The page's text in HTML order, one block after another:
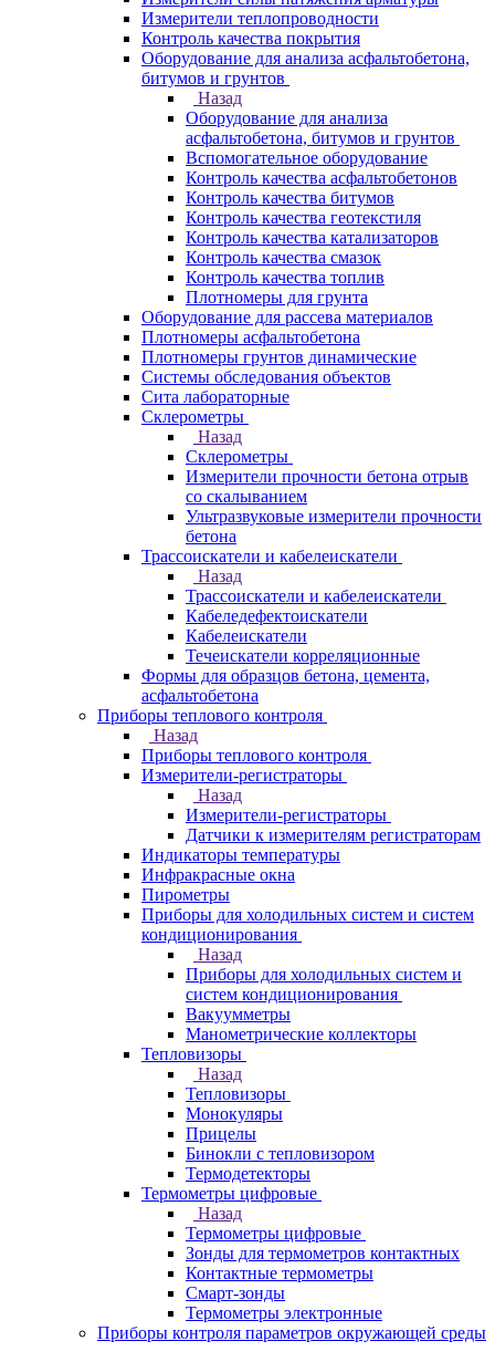
Измерители теплопроводности
Контроль качества покрытия
Оборудование для анализа асфальтобетона,
битумов и грунтов
Назад
Оборудование для анализа
асфальтобетона, битумов и грунтов
Вспомогательное оборудование
Контроль качества асфальтобетонов
Контроль качества битумов
Контроль качества геотекстиля
Контроль качества катализаторов
Контроль качества смазок
Контроль качества топлив
Плотномеры для грунта
Оборудование для рассева материалов
Плотномеры асфальтобетона
Плотномеры грунтов динамические
Системы обследования объектов
Сита лабораторные
Склерометры
Назад
Склерометры
Измерители прочности бетона отрыв
со скалыванием
Ультразвуковые измерители прочности
бетона
Трассоискатели и кабелеискатели
Назад
Трассоискатели и кабелеискатели
Кабеледефектоискатели
Кабелеискатели
Течеискатели корреляционные
Формы для образцов бетона, цемента,
асфальтобетона
Приборы теплового контроля
Назад
Приборы теплового контроля
Измерители-регистраторы
Назад
Измерители-регистраторы
Датчики к измерителям регистраторам
Индикаторы температуры
Инфракрасные окна
Пирометры
Приборы для холодильных систем и систем
кондиционирования
Назад
Приборы для холодильных систем и
систем кондиционирования
Вакуумметры
Манометрические коллекторы
Тепловизоры
Назад
Тепловизоры
Монокуляры
Прицелы
Бинокли с тепловизором
Термодетекторы
Термометры цифровые
Назад
Термометры цифровые
Зонды для термометров контактных
Контактные термометры
Смарт-зонды
Термометры электронные
Приборы контроля параметров окружающей среды